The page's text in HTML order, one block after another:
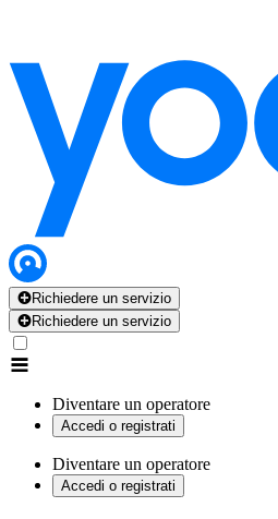
Richiedere un servizio
Richiedere un servizio
Diventare un operatore
Accedi o registrati
Diventare un operatore
Accedi o registrati